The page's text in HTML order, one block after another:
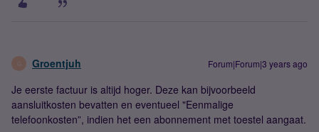
G Groentjuh Forum|Forum|3 years ago
Je eerste factuur is altijd hoger. Deze kan bijvoorbeeld
aansluitkosten bevatten en eventueel "Eenmalige
telefoonkosten”, indien het een abonnement met toestel aangaat.